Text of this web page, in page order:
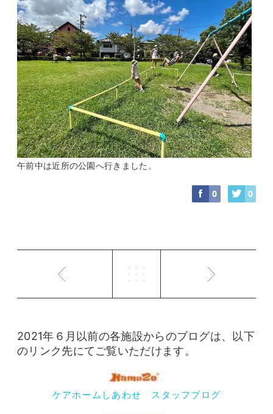
午前中は近所の公園へ行きました。
0 0
2021年６月以前の各施設からのブログは、以下
のリンク先にてご覧いただけます。
ケアホームしあわせ スタッフブログ